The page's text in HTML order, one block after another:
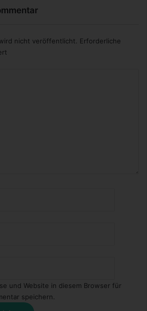
nicht veröffentlicht.
Erforderliche
und Website in diesem Browser für
speichern.